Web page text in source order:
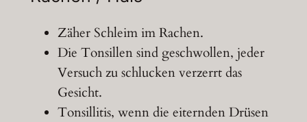
Zäher Schleim im Rachen.
Die Tonsillen sind geschwollen, jeder
Versuch zu schlucken verzerrt das
Gesicht.
Tonsillitis, wenn die eiternden Drüsen